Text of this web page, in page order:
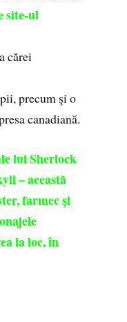
site-ul
cărei
precum şi o
canadiană.
lui Sherlock
– această
farmec şi
la loc, în